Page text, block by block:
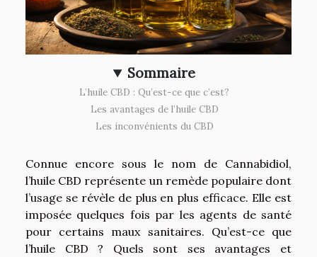
Sommaire
L’huile CBD : Qu’est-ce que c’est?
Les avantages de l’huile CBD
Les inconvénients du CBD
Connue encore sous le nom de Cannabidiol,
l’huile CBD représente un remède populaire dont
l’usage se révèle de plus en plus efficace. Elle est
imposée quelques fois par les agents de santé
pour certains maux sanitaires. Qu’est-ce que
l’huile CBD ? Quels sont ses avantages et